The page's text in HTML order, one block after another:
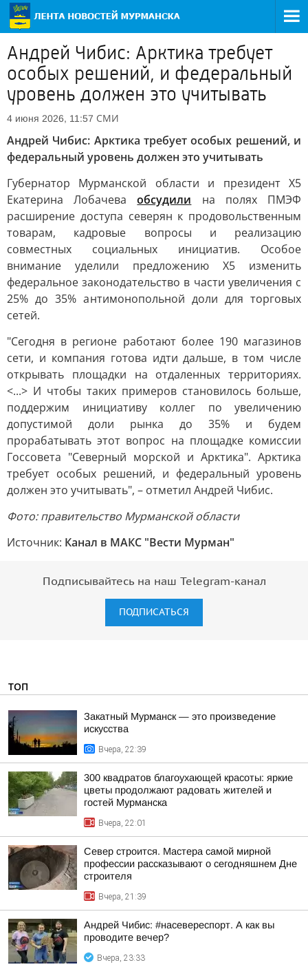
Андрей Чибис: Арктика требует
особых решений, и федеральный
уровень должен это учитывать
4 июня 2026, 11:57 СМИ
Андрей Чибис: Арктика требует особых решений, и
федеральный уровень должен это учитывать
Губернатор Мурманской области и президент X5
Екатерина Лобачеваобсудили на полях ПМЭФ
расширение доступа северян к продовольственным
товарам, кадровые вопросы и реализацию
совместных социальных инициатив. Особое
внимание уделили предложению X5 изменить
федеральное законодательство в части увеличения с
25% до 35% антимонопольной доли для торговых
сетей.
"Сегодня в регионе работают более 190 магазинов
сети, и компания готова идти дальше, в том числе
открывать площадки на отдаленных территориях.
<...> И чтобы таких примеров становилось больше,
поддержим инициативу коллег по увеличению
допустимой доли рынка до 35% и будем
прорабатывать этот вопрос на площадке комиссии
Госсовета "Северный морской и Арктика". Арктика
требует особых решений, и федеральный уровень
должен это учитывать", – отметил Андрей Чибис.
Фото: правительство Мурманской области
Источник: Канал в МАКС "Вести Мурман"
Подписывайтесь на наш Telegram-канал
ПОДПИСАТЬСЯ
ТОП
Закатный Мурманск — это произведение
искусства
Вчера, 22:39
300 квадратов благоухающей красоты: яркие
цветы продолжают радовать жителей и
гостей Мурманска
Вчера, 22:01
Север строится. Мастера самой мирной
профессии рассказывают о сегодняшнем Дне
строителя
Вчера, 21:39
Андрей Чибис: #насевереспорт. А как вы
проводите вечер?
Вчера, 23:33